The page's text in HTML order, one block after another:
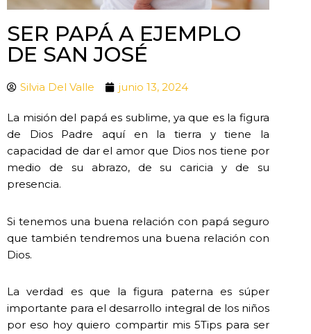
SER PAPÁ A EJEMPLO
DE SAN JOSÉ
Silvia Del Valle junio 13, 2024
La misión del papá es sublime, ya que es la figura
de Dios Padre aquí en la tierra y tiene la
capacidad de dar el amor que Dios nos tiene por
medio de su abrazo, de su caricia y de su
presencia.
Si tenemos una buena relación con papá seguro
que también tendremos una buena relación con
Dios.
La verdad es que la figura paterna es súper
importante para el desarrollo integral de los niños
por eso hoy quiero compartir mis 5Tips para ser